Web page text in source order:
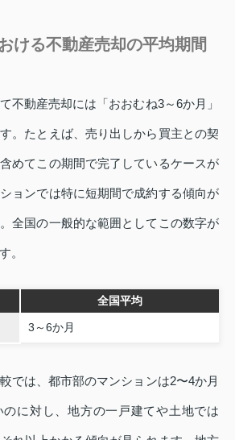
ける不動産売却の平均期間
不動産売却には「おおむね3～6か月」
。たとえば、売り出しから買主との契
めてこの期間で完了しているケースが
ョンでは特に短期間で成約する傾向が
全国の一般的な範囲としてこの数字が
。
全国平均
3～6か月
では、都市部のマンションは2〜4か月
に対し、地方の一戸建てや土地では